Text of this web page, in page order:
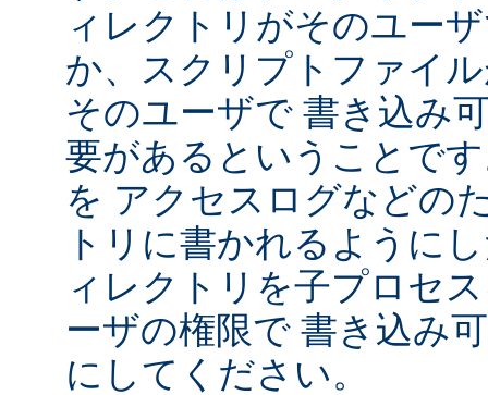
ィレクトリがそのユー
か、スクリプトファイ
そのユーザで 書き込み
要があるということで
を アクセスログなどの
トリに書かれるように
ィレクトリを子プロセ
ーザの権限で 書き込み
にしてください。